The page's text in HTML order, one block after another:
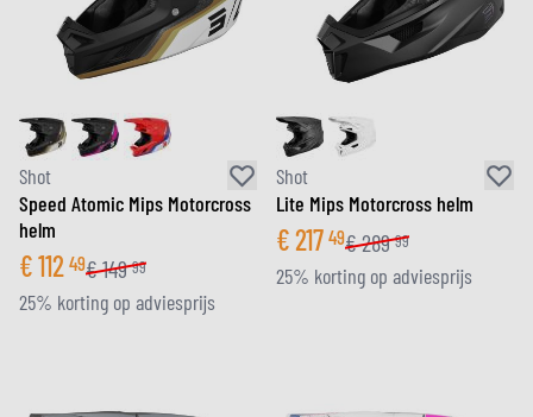
Shot
Speed Atomic Mips Motorcross
helm
€112 49€149 99
25% korting op adviesprijs
Shot
Lite Mips Motorcross helm
€217 49€289 99
25% korting op adviesprijs